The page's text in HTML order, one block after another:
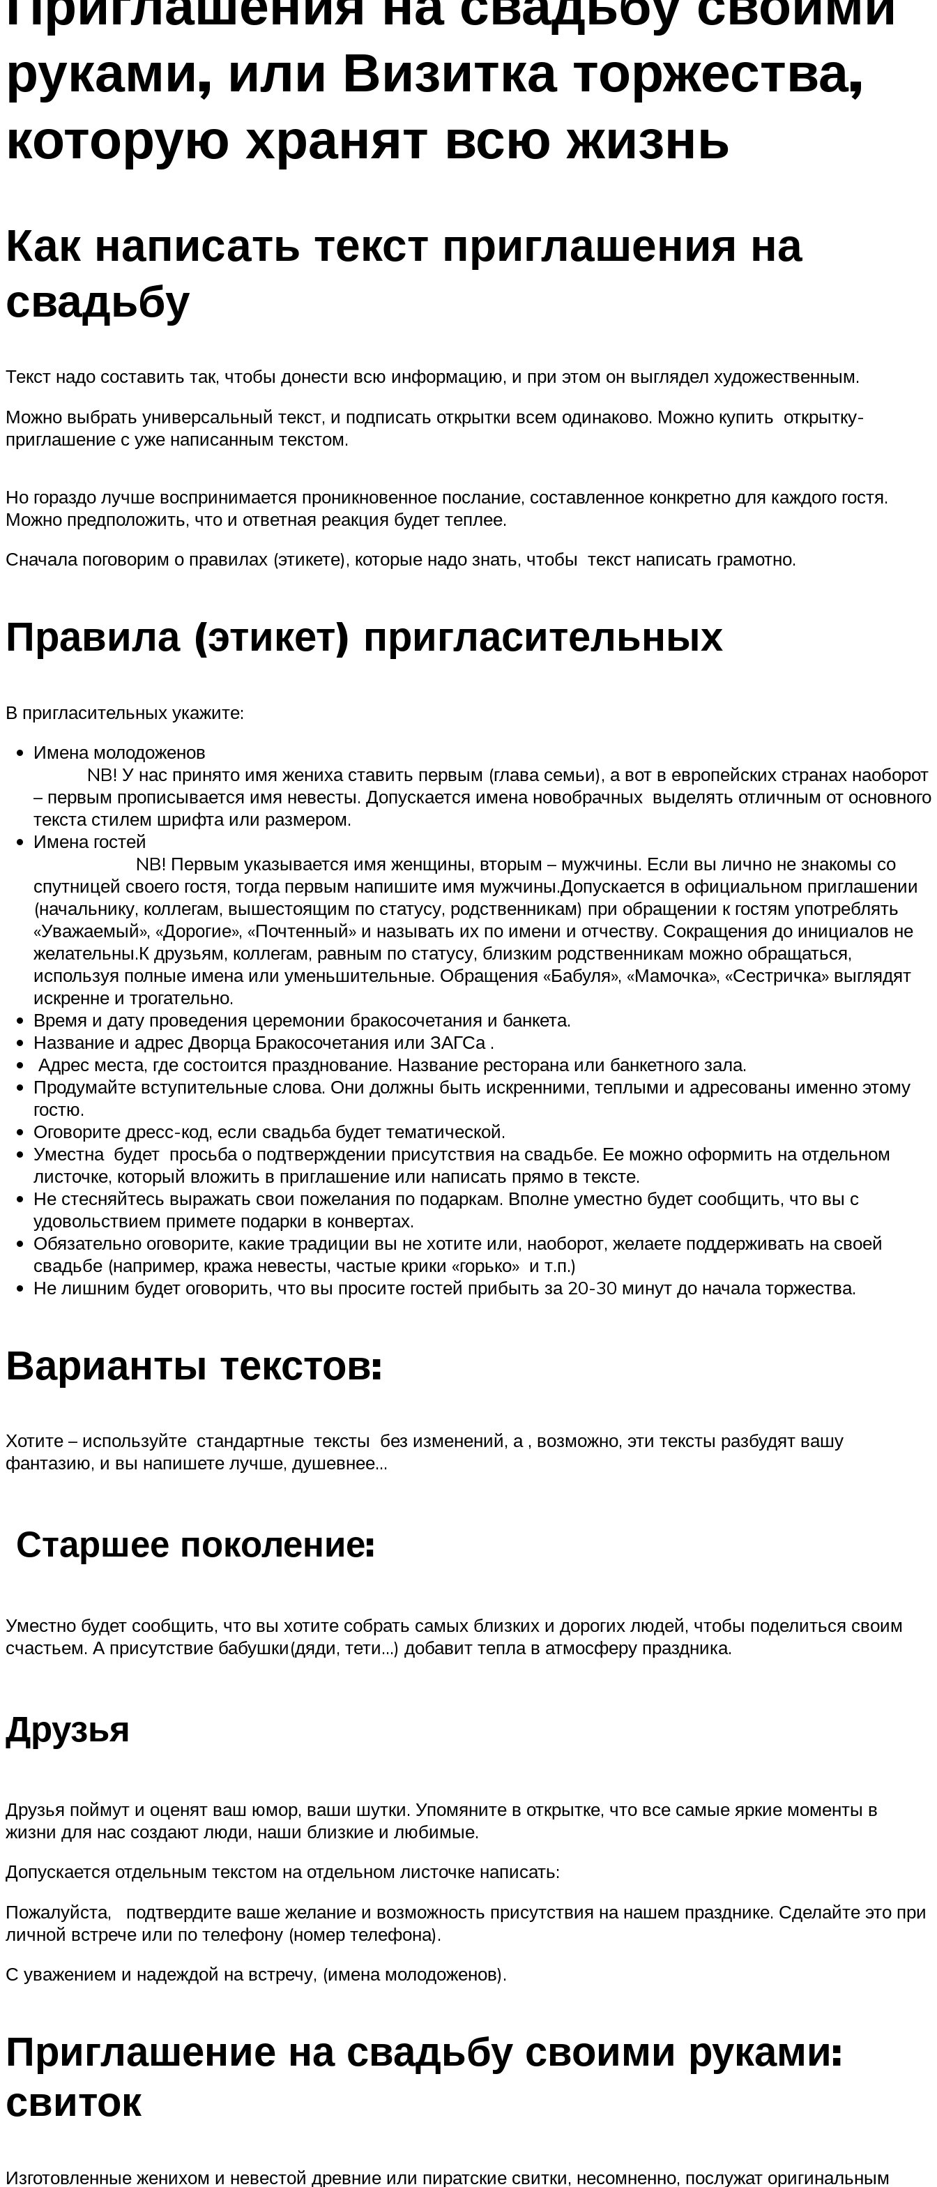
руками, или Визитка торжества,
которую хранят всю жизнь
Как написать текст приглашения на
свадьбу
Текст надо составить так, чтобы донести всю информацию, и при этом он выглядел художественным.
Можно выбрать универсальный текст, и подписать открытки всем одинаково. Можно купить открытку-
приглашение с уже написанным текстом.
Но гораздо лучше воспринимается проникновенное послание, составленное конкретно для каждого гостя.
Можно предположить, что и ответная реакция будет теплее.
Сначала поговорим о правилах (этикете), которые надо знать, чтобы текст написать грамотно.
Правила (этикет) пригласительных
В пригласительных укажите:
Имена молодоженов
NB! У нас принято имя жениха ставить первым (глава семьи), а вот в европейских странах наоборот
– первым прописывается имя невесты. Допускается имена новобрачных выделять отличным от основного
текста стилем шрифта или размером.
Имена гостей
NB! Первым указывается имя женщины, вторым – мужчины. Если вы лично не знакомы со
спутницей своего гостя, тогда первым напишите имя мужчины.Допускается в официальном приглашении
(начальнику, коллегам, вышестоящим по статусу, родственникам) при обращении к гостям употреблять
«Уважаемый», «Дорогие», «Почтенный» и называть их по имени и отчеству. Сокращения до инициалов не
желательны.К друзьям, коллегам, равным по статусу, близким родственникам можно обращаться,
используя полные имена или уменьшительные. Обращения «Бабуля», «Мамочка», «Сестричка» выглядят
искренне и трогательно.
Время и дату проведения церемонии бракосочетания и банкета.
Название и адрес Дворца Бракосочетания или ЗАГСа .
Адрес места, где состоится празднование. Название ресторана или банкетного зала.
Продумайте вступительные слова. Они должны быть искренними, теплыми и адресованы именно этому
гостю.
Оговорите дресс-код, если свадьба будет тематической.
Уместна будет просьба о подтверждении присутствия на свадьбе. Ее можно оформить на отдельном
листочке, который вложить в приглашение или написать прямо в тексте.
Не стесняйтесь выражать свои пожелания по подаркам. Вполне уместно будет сообщить, что вы с
удовольствием примете подарки в конвертах.
Обязательно оговорите, какие традиции вы не хотите или, наоборот, желаете поддерживать на своей
свадьбе (например, кража невесты, частые крики «горько» и т.п.)
Не лишним будет оговорить, что вы просите гостей прибыть за 20-30 минут до начала торжества.
Варианты текстов:
Хотите – используйте стандартные тексты без изменений, а , возможно, эти тексты разбудят вашу
фантазию, и вы напишете лучше, душевнее…
Старшее поколение:
Уместно будет сообщить, что вы хотите собрать самых близких и дорогих людей, чтобы поделиться своим
счастьем. А присутствие бабушки(дяди, тети…) добавит тепла в атмосферу праздника.
Друзья
Друзья поймут и оценят ваш юмор, ваши шутки. Упомяните в открытке, что все самые яркие моменты в
жизни для нас создают люди, наши близкие и любимые.
Допускается отдельным текстом на отдельном листочке написать:
Пожалуйста, подтвердите ваше желание и возможность присутствия на нашем празднике. Сделайте это при
личной встрече или по телефону (номер телефона).
С уважением и надеждой на встречу, (имена молодоженов).
Приглашение на свадьбу своими руками:
свиток
Изготовленные женихом и невестой древние или пиратские свитки, несомненно, послужат оригинальным